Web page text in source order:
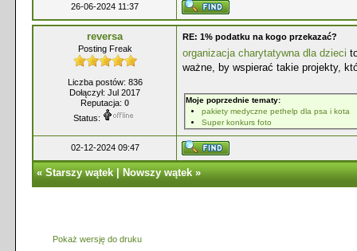
26-06-2024 11:37
reversa
Posting Freak
Liczba postów: 836
Dołączył: Jul 2017
Reputacja: 0
Status:
RE: 1% podatku na kogo przekazać?
organizacja charytatywna dla dzieci
ważne, by wspierać takie projekty,
Moje poprzednie tematy:
pakiety medyczne pethelp dla psa i kota
Super konkurs foto
02-12-2024 09:47
«Starszy wątek|Nowszy wątek»
Pokaż wersję do druku